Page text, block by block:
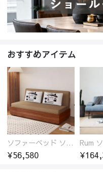
おすすめアイテム
ソファーベッド ソファベッド 2人 3人掛け 「幅100～180cm」ソファー ソファーベッド 1人掛け 2人掛け 3人掛け 収納付き 北欧 コンパクト-fsx-1005
¥56,580